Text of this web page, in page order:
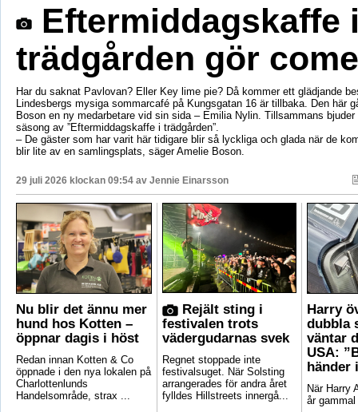
Eftermiddagskaffe
trädgården gör
Har du saknat Pavlovan? Eller Key lime pie? Då kommer ett glädjande
Lindesbergs mysiga sommarcafé på Kungsgatan 16 är tillbaka. Den här
Boson en ny medarbetare vid sin sida – Emilia Nylin. Tillsammans
säsong av ”Eftermiddagskaffe i trädgården”.
– De gäster som har varit här tidigare blir så lyckliga och glada när de
blir lite av en samlingsplats, säger Amelie Boson.
29 juli 2026 klockan 09:54 av Jennie Einarsson
Nu blir det ännu mer
hund hos Kotten –
öppnar dagis i höst
Redan innan Kotten & Co
öppnade i den nya lokalen på
Charlottenlunds
Handelsområde, strax ...
Rejält sting i
festivalen trots
vädergudarnas svek
Regnet stoppade inte
festivalsuget. När Solsting
arrangerades för andra året
fylldes Hillstreets innergå...
Harry
dubbla
väntar
USA:
händer
När Harry
år